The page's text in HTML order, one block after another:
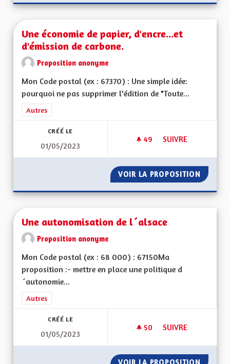
Une économie de papier, d'encre...et
d'émission de carbone.
Proposition anonyme
Mon Code postal (ex : 67370) : Une simple idée:
pourquoi ne pas supprimer l'édition de "Toute...
Filtrer les résultats de la catégorie : Autres
Autres
CRÉÉ LE
01/05/2023
49 49 ABONNÉS
SUIVRE
VOIR LA PROPOSITION UNE
Une autonomisation de l´alsace
Proposition anonyme
Mon Code postal (ex : 68 000) : 67150Ma
proposition :- mettre en place une politique d
´autonomie...
Filtrer les résultats de la catégorie : Autres
Autres
CRÉÉ LE
01/05/2023
50 50 ABONNÉS
SUIVRE